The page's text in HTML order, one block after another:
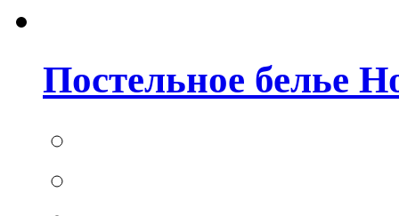
Постельное белье